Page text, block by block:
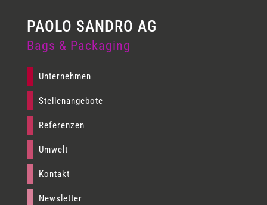
Bags & Packaging
Unternehmen
Stellenangebote
Referenzen
Umwelt
Kontakt
Newsletter